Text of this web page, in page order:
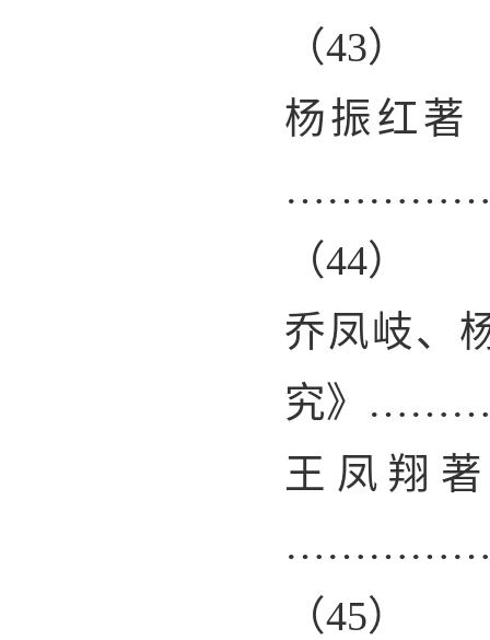
（43）
杨振红著
（44）
乔凤岐、
究》
王凤翔
（45）